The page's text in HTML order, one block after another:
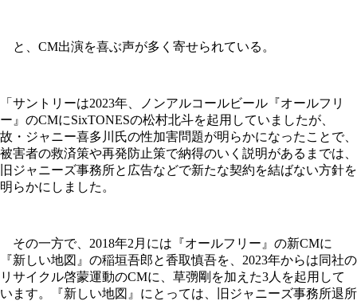
と、CM出演を喜ぶ声が多く寄せられている。
「サントリーは2023年、ノンアルコールビール『オールフリ
ー』のCMにSixTONESの松村北斗を起用していましたが、
故・ジャニー喜多川氏の性加害問題が明らかになったことで、
被害者の救済策や再発防止策で納得のいく説明があるまでは、
旧ジャニーズ事務所と広告などで新たな契約を結ばない方針を
明らかにしました。
その一方で、2018年2月には『オールフリー』の新CMに
『新しい地図』の稲垣吾郎と香取慎吾を、2023年からは同社の
リサイクル啓蒙運動のCMに、草彅剛を加えた3人を起用して
います。『新しい地図』にとっては、旧ジャニーズ事務所退所